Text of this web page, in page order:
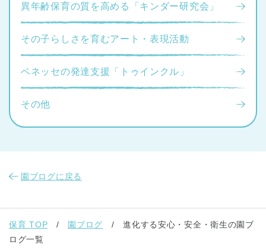
異年齢保育の質を高める「キンダー研究会」
その子らしさを育むアート・表現活動
ベネッセの発達支援「トゥインクル」
その他
園ブログに戻る
保育 TOP 園ブログ
進化する安心・安全・衛生の園ブ
ログ一覧